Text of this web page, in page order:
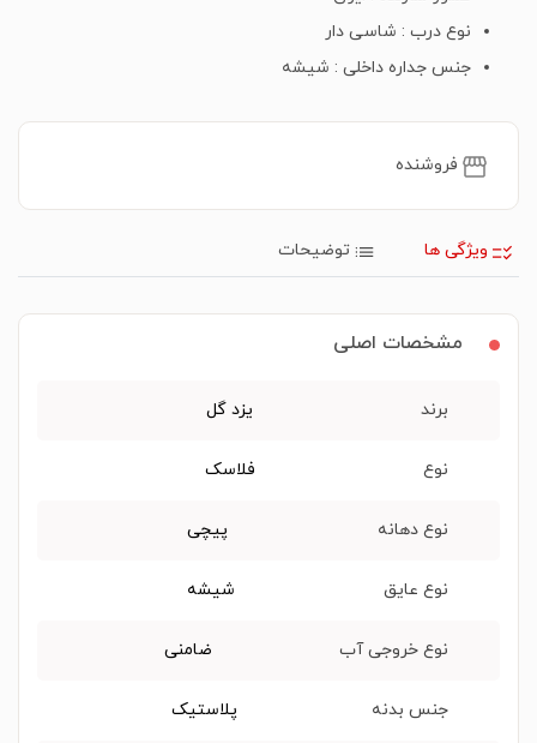
نوع درب : شاسی دار
جنس جداره داخلی : شیشه
فروشنده
مشخصات اصلی
برند یزد گل
نوع فلاسک
نوع دهانه پیچی
نوع عایق شیشه
نوع خروجی آب ضامنی
جنس بدنه پلاستیک